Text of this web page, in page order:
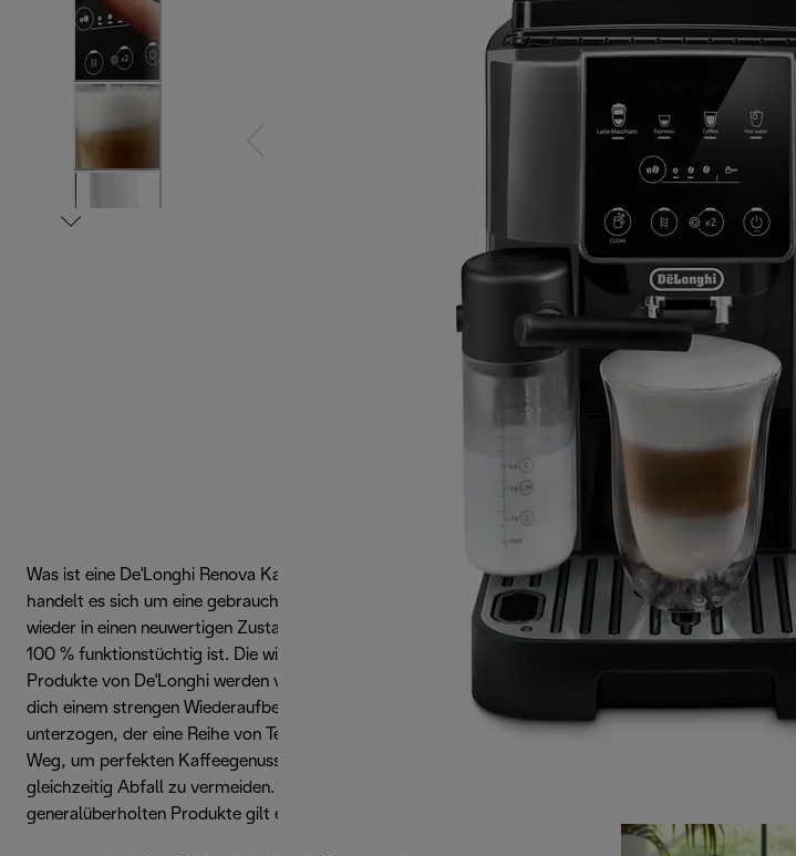
Was ist eine De'Longhi Renova Kaffeemaschine? Dabei
handelt es sich um eine gebrauchte Kaffeemaschine, die
wieder in einen neuwertigen Zustand versetzt wurde und zu
100 % funktionstüchtig ist. Die wiederaufbereiteten
Produkte von De'Longhi werden vor der Auslieferung an
dich einem strengen Wiederaufbereitungsprozess
unterzogen, der eine Reihe von Tests umfasst. Der ideale
Weg, um perfekten Kaffeegenuss zu erleben und
gleichzeitig Abfall zu vermeiden. Für jedes unserer
generalüberholten Produkte gilt eine 2-jährige Garantie.